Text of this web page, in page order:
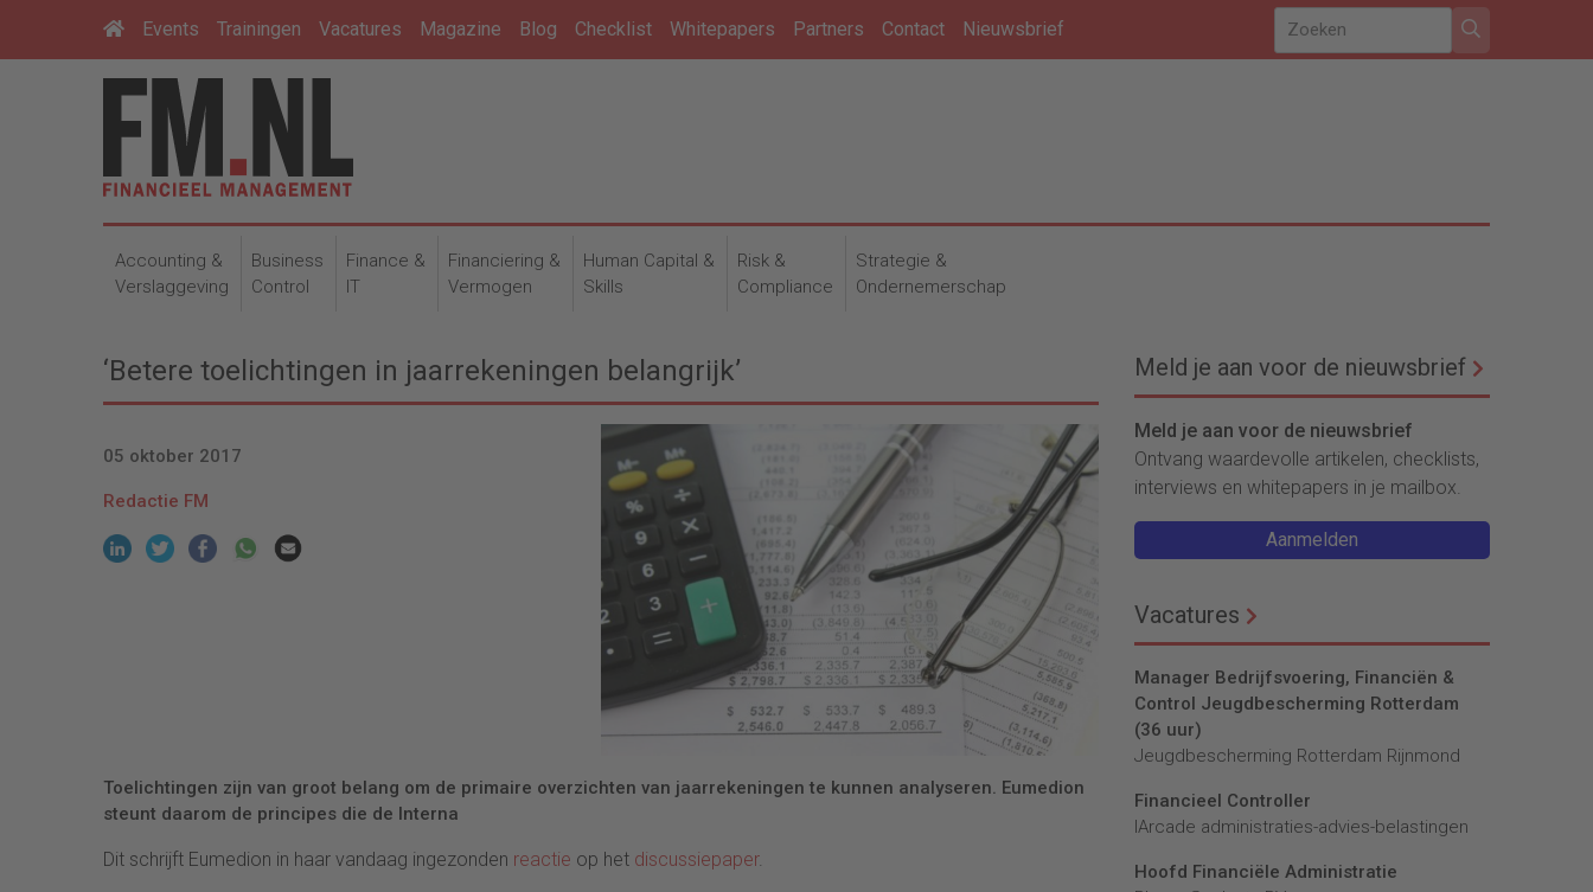
Events Trainingen Vacatures Magazine Blog Checklist Whitepapers Partners Contact Nieuwsbrief
Accounting &
Verslaggeving
Business
Control
Finance &
IT
Financiering &
Vermogen
Human Capital &
Skills
Risk &
Compliance
Strategie &
Ondernemerschap
‘Betere toelichtingen in jaarrekeningen belangrijk’
05 oktober 2017
Redactie FM
Toelichtingen zijn van groot belang om de primaire overzichten van jaarrekeningen te kunnen analyseren. Eumedion
steunt daarom de principes die de Interna
Dit schrijft Eumedion in haar vandaag ingezonden reactie op het discussiepaper.
Meld je aan voor de nieuwsbrief
Meld je aan voor de nieuwsbrief
Ontvang waardevolle artikelen, checklists,
interviews en whitepapers in je mailbox.
Aanmelden
Vacatures
Manager Bedrijfsvoering, Financiën &
Control Jeugdbescherming Rotterdam
(36 uur)
Jeugdbescherming Rotterdam Rijnmond
Financieel Controller
lArcade administraties-advies-belastingen
Hoofd Financiële Administratie